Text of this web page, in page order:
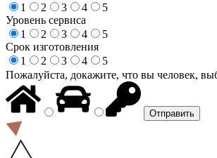
1
2 3 4
5
Уровень сервиса
1
2 3 4
5
Срок изготовления
1
2 3 4
5
Пожалуйста, докажите, что вы человек,